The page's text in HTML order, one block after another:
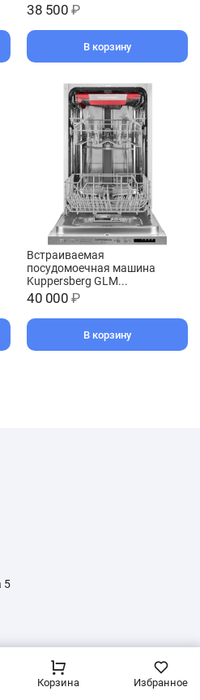
38 500 ₽
В корзину
Встраиваемая
посудомоечная машина
Kuppersberg GLM...
40 000 ₽
В корзину
5
сайте, не является публичной
Корзина Избранное